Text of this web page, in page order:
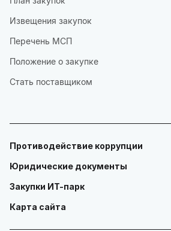
Извещения закупок
Перечень МСП
Положение о закупке
Стать поставщиком
Противодействие коррупции
Юридические документы
Закупки ИТ-парк
Карта сайта